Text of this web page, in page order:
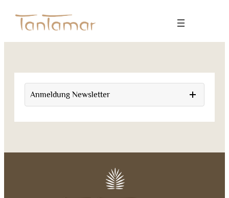
Anmeldung Newsletter